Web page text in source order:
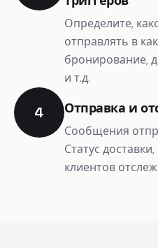
Определите,
отправлять в
бронирование,
и т.д.
4 Отправка и
Сообщения
Статус
клиентов